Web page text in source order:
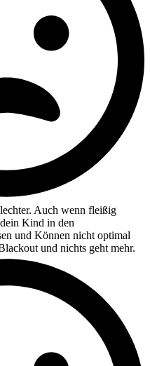
Auch wenn fleißig
Kind in den
und Können nicht optimal
und nichts geht mehr.